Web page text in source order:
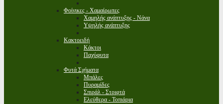
Φοίνικες - Χαμαίρωπες
Χαμηλής ανάπτυξης - Νάνα
Υψηλής ανάπτυξης
Κακτοειδή
Κάκτοι
Παχύφυτα
Φυτά Σχήματα
Μπάλες
Πυραμίδες
Σπιράλ - Στριφτά
Ελεύθερα - Τοπιάρια